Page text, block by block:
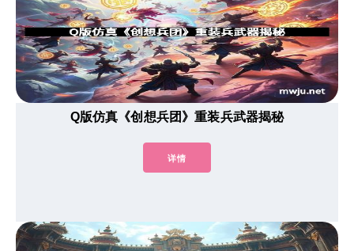
Q版仿真《创想兵团》重装兵武器揭秘
详情